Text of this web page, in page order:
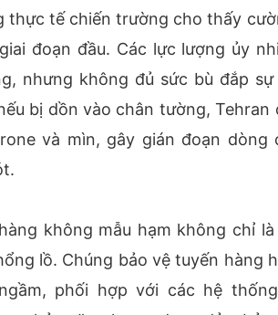
thực tế chiến trường cho thấy
đoạn đầu. Các lực lượng ủy
nhưng không đủ sức bù đắp
bị dồn vào chân tường,
và mìn, gây gián đoạn
không mẫu hạm không chỉ
lồ. Chúng bảo vệ tuyến hàng
phối hợp với các hệ